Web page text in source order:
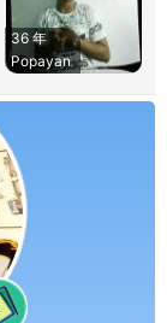
36 年
Popayan